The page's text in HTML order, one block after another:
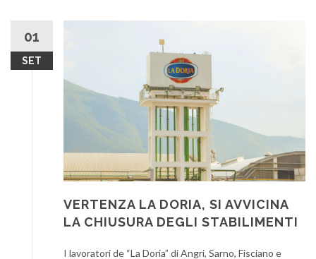
01
SET
VERTENZA LA DORIA, SI AVVICINA
LA CHIUSURA DEGLI STABILIMENTI
I lavoratori de “La Doria” di Angri, Sarno, Fisciano e